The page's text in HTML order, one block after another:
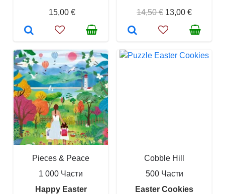
15,00 €
14,50 € 13,00 €
Pieces & Peace
1 000 Части
Happy Easter
Cobble Hill
500 Части
Easter Cookies